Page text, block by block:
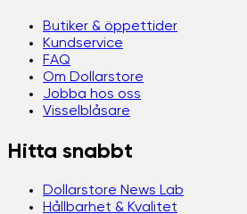
Butiker & öppettider
Kundservice
FAQ
Om Dollarstore
Jobba hos oss
Visselblåsare
Hitta snabbt
Dollarstore News Lab
Hållbarhet & Kvalitet